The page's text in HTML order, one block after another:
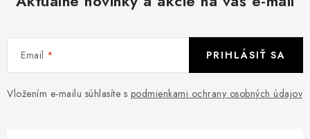
Email
Vložením e-mailu súhlasíte s podmienkami ochrany osobných údajov
PRIHLÁSIŤ SA